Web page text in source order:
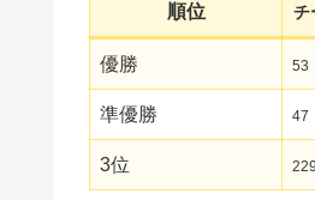
順位 チ
優勝 53
準優勝 47
3位 229